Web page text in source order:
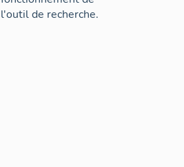
l'outil de recherche.